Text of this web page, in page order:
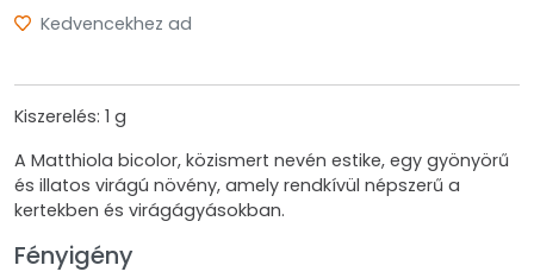
Kedvencekhez ad
Kiszerelés: 1 g
A Matthiola bicolor, közismert nevén estike, egy gyönyörű
és illatos virágú növény, amely rendkívül népszerű a
kertekben és virágágyásokban.
Fényigény